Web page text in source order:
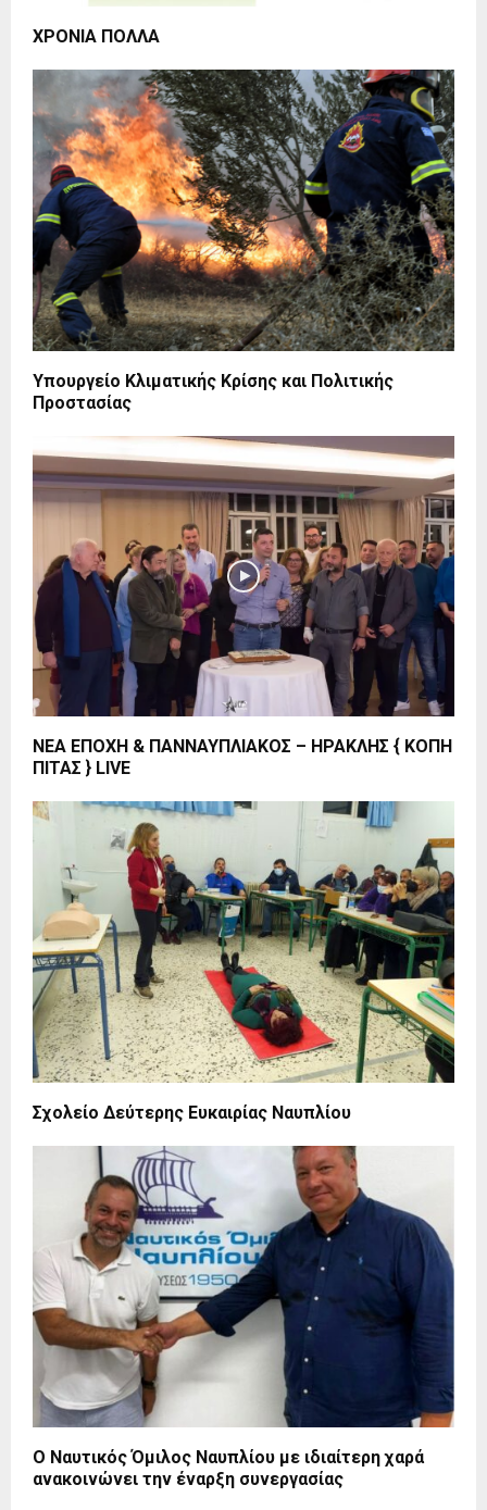
ΧΡΟΝΙΑ ΠΟΛΛΑ
Υπουργείο Κλιματικής Κρίσης και Πολιτικής
Προστασίας
ΝΕΑ ΕΠΟΧΗ & ΠΑΝΝΑΥΠΛΙΑΚΟΣ – ΗΡΑΚΛΗΣ { ΚΟΠΗ
ΠΙΤΑΣ } LIVE
Σχολείο Δεύτερης Ευκαιρίας Ναυπλίου
Ο Ναυτικός Όμιλος Ναυπλίου με ιδιαίτερη χαρά
ανακοινώνει την έναρξη συνεργασίας